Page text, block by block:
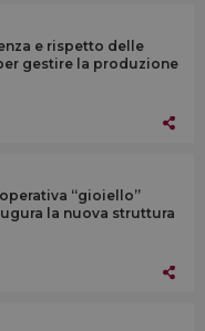
e rispetto delle
gestire la produzione
“gioiello”
la nuova struttura